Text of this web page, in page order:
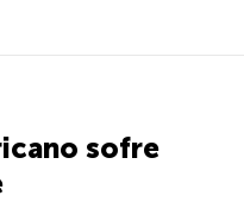
sofre